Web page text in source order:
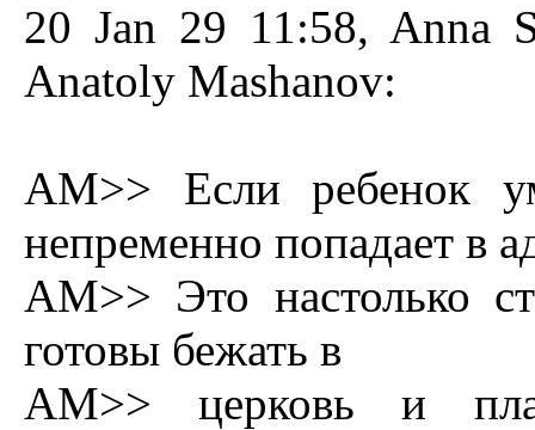
20 Jan 29 11:58, Anna
Anatoly Mashanov:
AM>> Если pебенок
непpеменно попадает в
AM>> Это настолько
готовы бежать в
AM>> цеpковь и